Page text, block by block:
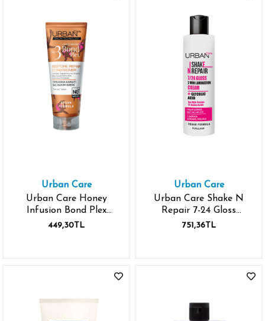
Urban Care
Urban Care Honey
Infusion Bond Plex
Yıpranma Karşıtı Saç
449,30TL
Urban Care
Urban Care Shake N
Repair 7-24 Gloss
Laminasyon Parlaklık
751,36TL